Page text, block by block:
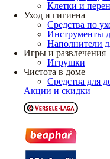
Клетки и
Уход и гигиена
Средства по
Инструменты
Наполнители
Игры и развлечения
Игрушки
Чистота в доме
Средства для
Акции и скидки